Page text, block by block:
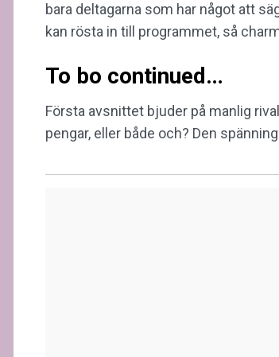
bara deltagarna som har något att
kan rösta in till programmet, så
To bo continued…
Första avsnittet bjuder på manlig
pengar, eller både och? Den